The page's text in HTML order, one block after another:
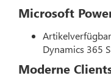
Microsoft
Dynamics 365
Moderne